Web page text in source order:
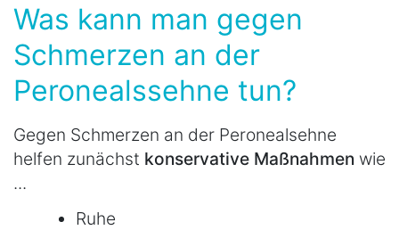
Was kann man gegen
Schmerzen an der
Peronealssehne tun?
Gegen Schmerzen an der Peronealsehne
helfen zunächst konservative Maßnahmen wie
...
Ruhe